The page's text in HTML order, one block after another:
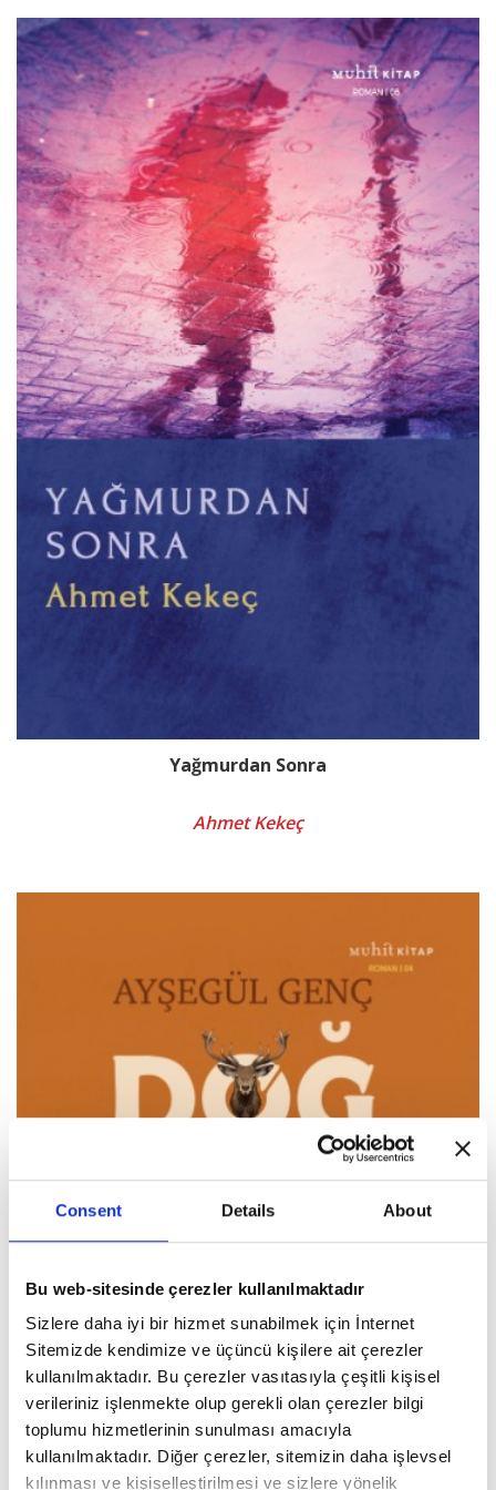
Consent Details About
Bu web-sitesinde çerezler kullanılmaktadır
Sizlere daha iyi bir hizmet sunabilmek için İnternet
Sitemizde kendimize ve üçüncü kişilere ait çerezler
kullanılmaktadır. Bu çerezler vasıtasıyla çeşitli kişisel
verileriniz işlenmekte olup gerekli olan çerezler bilgi
toplumu hizmetlerinin sunulması amacıyla
kullanılmaktadır. Diğer çerezler, sitemizin daha işlevsel
kılınması ve kişiselleştirilmesi ve sizlere yönelik
Yağmurdan Sonra
Ahmet Kekeç